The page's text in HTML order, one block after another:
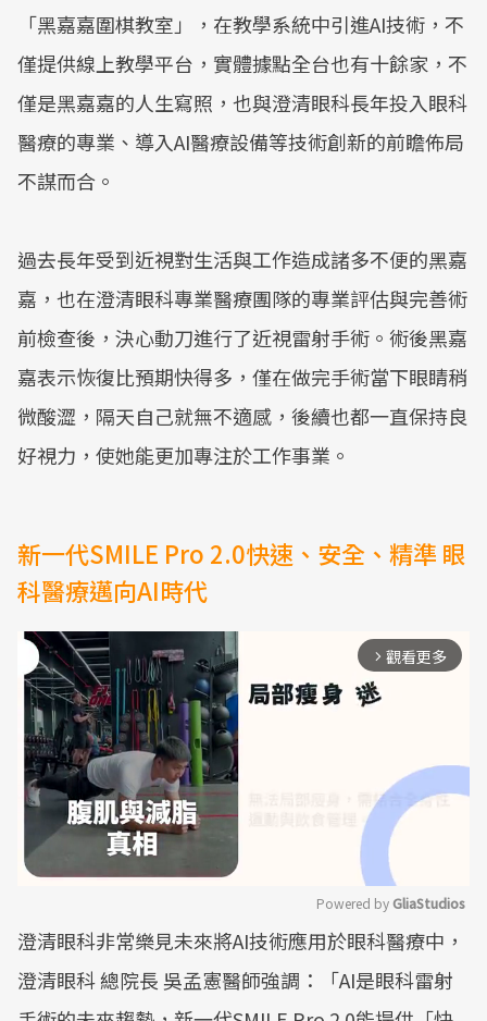
「黑嘉嘉圍棋教室」，在教學系統中引進AI技術，不
僅提供線上教學平台，實體據點全台也有十餘家，不
僅是黑嘉嘉的人生寫照，也與澄清眼科長年投入眼科
醫療的專業、導入AI醫療設備等技術創新的前瞻佈局
不謀而合。
過去長年受到近視對生活與工作造成諸多不便的黑嘉
嘉，也在澄清眼科專業醫療團隊的專業評估與完善術
前檢查後，決心動刀進行了近視雷射手術。術後黑嘉
嘉表示恢復比預期快得多，僅在做完手術當下眼睛稍
微酸澀，隔天自己就無不適感，後續也都一直保持良
好視力，使她能更加專注於工作事業。
新一代SMILE Pro 2.0快速、安全、精準 眼
科醫療邁向AI時代
arrow_forward_ios 觀看更多
Mute
Powered by GliaStudios
澄清眼科非常樂見未來將AI技術應用於眼科醫療中，
澄清眼科 總院長 吳孟憲醫師強調：「AI是眼科雷射